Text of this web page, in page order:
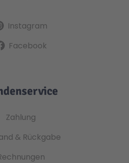
Instagram
Facebook
Zahlung
& Rückgabe